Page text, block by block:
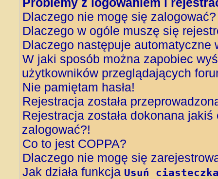
Dlaczego nie mogę się zalogować?
Dlaczego w ogóle muszę się
Dlaczego następuje automatyczne
W jaki sposób można zapobiec
użytkowników przeglądających
Nie pamiętam hasła!
Rejestracja została
Rejestracja została dokonana
zalogować?!
Co to jest COPPA?
Dlaczego nie mogę się
Jak działa funkcja Usuń